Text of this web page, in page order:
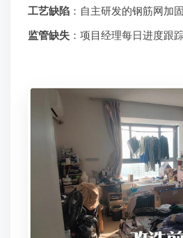
工艺缺陷 ：自主研发的钢筋网加
监管缺失 ：项目经理每日进度跟